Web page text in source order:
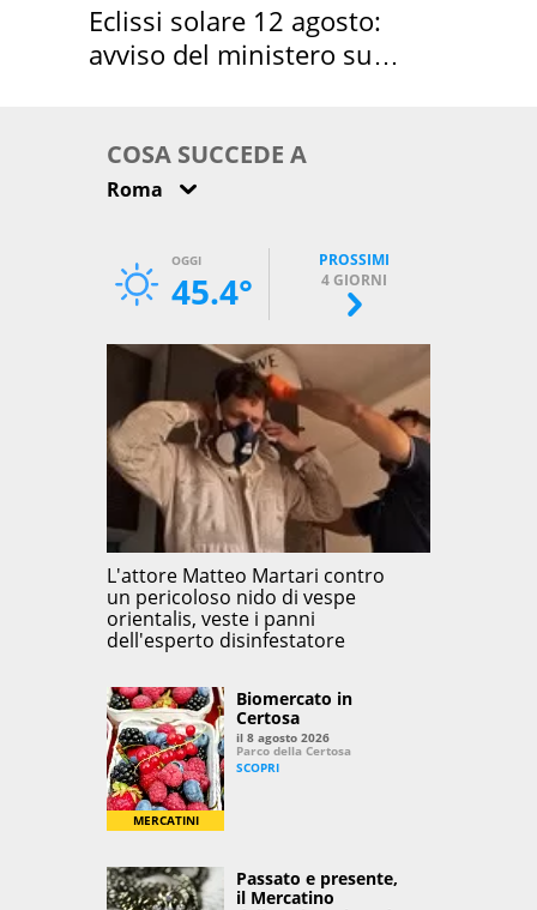
Eclissi solare 12 agosto:
avviso del ministero su